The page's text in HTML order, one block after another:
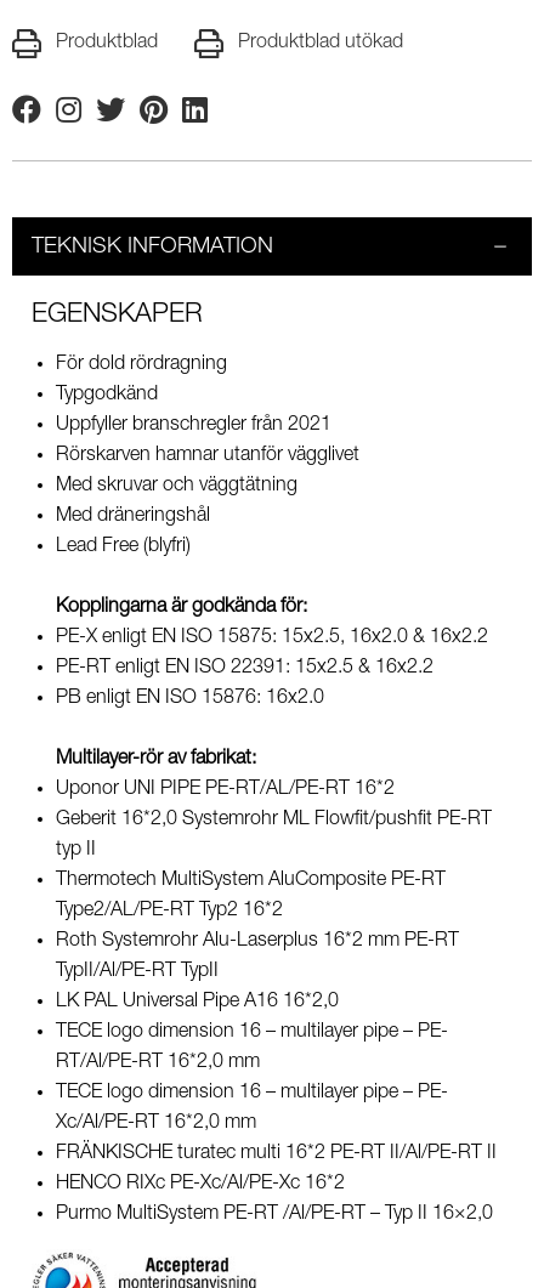
Produktblad Produktblad utökad
FacebookInstagram
TwitterPinterestLinkedin
TEKNISK INFORMATION
EGENSKAPER
För dold rördragning
Typgodkänd
Uppfyller branschregler från 2021
Rörskarven hamnar utanför vägglivet
Med skruvar och väggtätning
Med dräneringshål
Lead Free (blyfri)
Kopplingarna är godkända för:
PE-X enligt EN ISO 15875: 15x2.5, 16x2.0 & 16x2.2
PE-RT enligt EN ISO 22391: 15x2.5 & 16x2.2
PB enligt EN ISO 15876: 16x2.0
Multilayer-rör av fabrikat:
Uponor UNI PIPE PE-RT/AL/PE-RT 16*2
Geberit 16*2,0 Systemrohr ML Flowfit/pushfit PE-RT
typ II
Thermotech MultiSystem AluComposite PE-RT
Type2/AL/PE-RT Typ2 16*2
Roth Systemrohr Alu-Laserplus 16*2 mm PE-RT
TypII/Al/PE-RT TypII
LK PAL Universal Pipe A16 16*2,0
TECE logo dimension 16 – multilayer pipe – PE-
RT/Al/PE-RT 16*2,0 mm
TECE logo dimension 16 – multilayer pipe – PE-
Xc/Al/PE-RT 16*2,0 mm
FRÄNKISCHE turatec multi 16*2 PE-RT II/Al/PE-RT II
HENCO RIXc PE-Xc/Al/PE-Xc 16*2
Purmo MultiSystem PE-RT /Al/PE-RT – Typ II 16×2,0